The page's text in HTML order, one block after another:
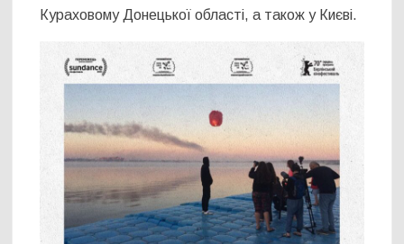
Кураховому Донецької області, а також у Києві.